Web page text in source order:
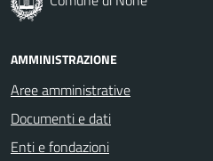
AMMINISTRAZIONE
Aree amministrative
Documenti e dati
Enti e fondazioni